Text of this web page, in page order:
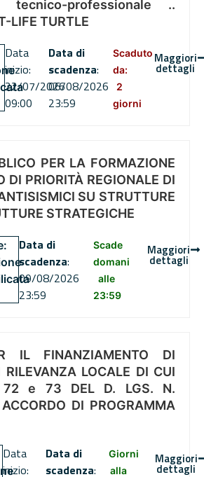
professionale ..
LIFE TURTLE
Data
inizio:
22/07/2026
09:00
Data di
scadenza:
06/08/2026
23:59
Scaduto
da:
2
giorni
Maggiori
dettagli
PER LA FORMAZIONE
DI PRIORITÀ REGIONALE DI
SU STRUTTURE
STRATEGICHE
Data di
scadenza:
09/08/2026
23:59
Scade
domani
alle
23:59
Maggiori
dettagli
IL FINANZIAMENTO DI
RILEVANZA LOCALE DI CUI
72 e 73 DEL D. LGS. N.
DI PROGRAMMA
Data
inizio:
Data di
scadenza:
Giorni
alla
Maggiori
dettagli